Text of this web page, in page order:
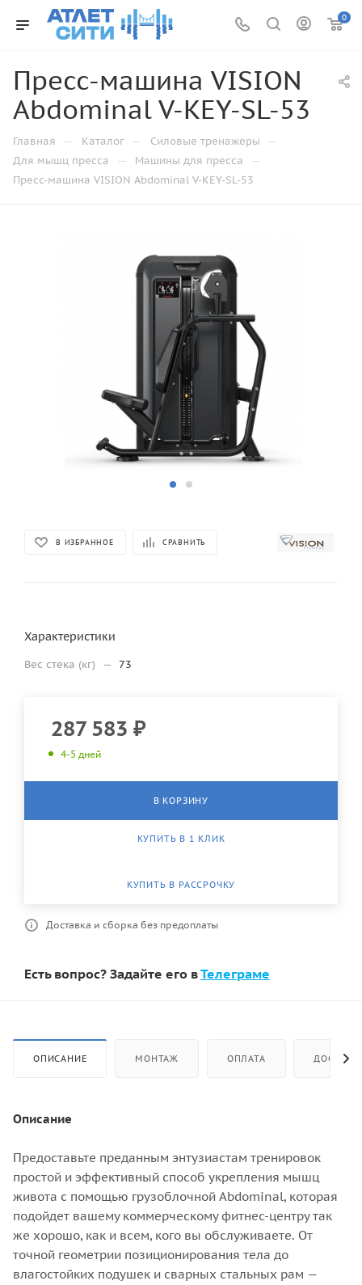
0
Пресс-машина VISION
Abdominal V-KEY-SL-53
Главная — Каталог — Силовые тренажеры —
Для мышц пресса — Машины для пресса —
Пресс-машина VISION Abdominal V-KEY-SL-53
В ИЗБРАННОЕ СРАВНИТЬ
Характеристики
Вес стека (кг) — 73
287 583 ₽
4-5 дней
В КОРЗИНУ
КУПИТЬ В 1 КЛИК
КУПИТЬ В РАССРОЧКУ
Доставка и сборка без предоплаты
Есть вопрос? Задайте его вТелеграме
ОПИСАНИЕ МОНТАЖ ОПЛАТА
Описание
Предоставьте преданным энтузиастам тренировок
простой и эффективный способ укрепления мышц
живота с помощью грузоблочной Abdominal, которая
подойдет вашему коммерческому фитнес-центру так
же хорошо, как и всем, кого вы обслуживаете. От
точной геометрии позиционирования тела до
влагостойких подушек и сварных стальных рам —